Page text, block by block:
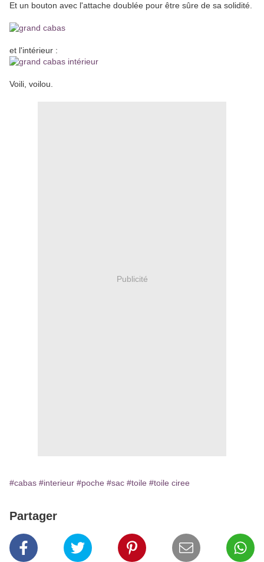
Et un bouton avec l'attache doublée pour être sûre de sa solidité.
et l'intérieur :
Voili, voilou.
Publicité
#cabas #interieur #poche #sac #toile #toile ciree
Partager